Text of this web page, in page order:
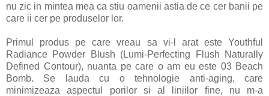
nu zic in mintea mea ca stiu oamenii astia de ce cer banii pe
care ii cer pe produselor lor.
Primul produs pe care vreau sa vi-l arat este Youthful
Radiance Powder Blush (Lumi-Perfecting Flush Naturally
Defined Contour), nuanta pe care o am eu este 03 Beach
Bomb. Se lauda cu o tehnologie anti-aging, care
minimizeaza aspectul porilor si al liniilor fine, nu m-a